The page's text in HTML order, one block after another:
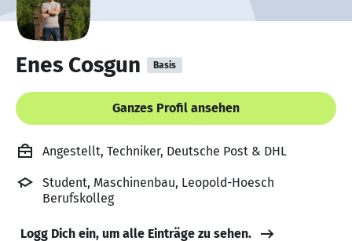
Enes Cosgun Basis
Ganzes Profil ansehen
Angestellt, Techniker, Deutsche Post & DHL
Student, Maschinenbau, Leopold-Hoesch
Berufskolleg
Logg Dich ein, um alle Einträge zu sehen.